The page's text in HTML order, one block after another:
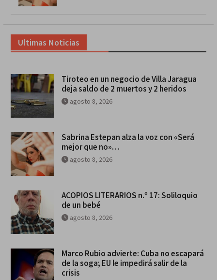
Ultimas Noticias
Tiroteo en un negocio de Villa Jaragua
deja saldo de 2 muertos y 2 heridos
agosto 8, 2026
Sabrina Estepan alza la voz con «Será
mejor que no»…
agosto 8, 2026
ACOPIOS LITERARIOS n.º 17: Soliloquio
de un bebé
agosto 8, 2026
Marco Rubio advierte: Cuba no escapará
de la soga; EU le impedirá salir de la
crisis